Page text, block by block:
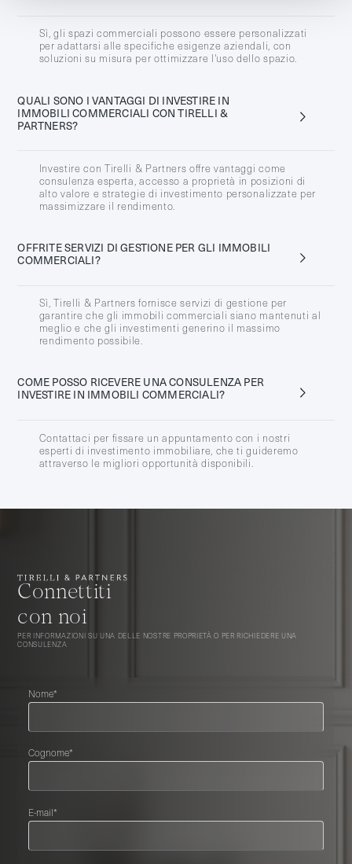
Sì, gli spazi commerciali possono essere personalizzati
per adattarsi alle specifiche esigenze aziendali, con
soluzioni su misura per ottimizzare l'uso dello spazio.
QUALI SONO I VANTAGGI DI INVESTIRE IN
IMMOBILI COMMERCIALI CON TIRELLI &
PARTNERS?
Investire con Tirelli & Partners offre vantaggi come
consulenza esperta, accesso a proprietà in posizioni di
alto valore e strategie di investimento personalizzate per
massimizzare il rendimento.
OFFRITE SERVIZI DI GESTIONE PER GLI IMMOBILI
COMMERCIALI?
Sì, Tirelli & Partners fornisce servizi di gestione per
garantire che gli immobili commerciali siano mantenuti al
meglio e che gli investimenti generino il massimo
rendimento possibile.
COME POSSO RICEVERE UNA CONSULENZA PER
INVESTIRE IN IMMOBILI COMMERCIALI?
Contattaci per fissare un appuntamento con i nostri
esperti di investimento immobiliare, che ti guideremo
attraverso le migliori opportunità disponibili.
Connettiti
con noi
PER INFORMAZIONI SU UNA DELLE NOSTRE PROPRIETÀ O PER RICHIEDERE UNA
CONSULENZA
Nome*
Cognome*
E-mail*